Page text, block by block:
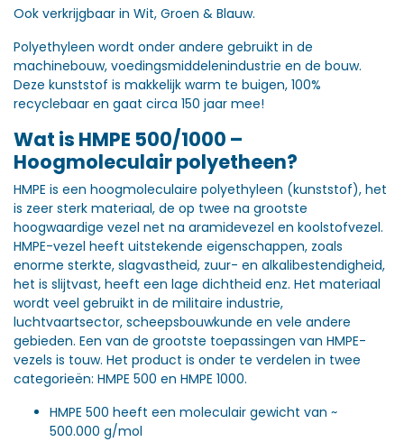
Ook verkrijgbaar in Wit, Groen & Blauw.
Polyethyleen wordt onder andere gebruikt in de
machinebouw, voedingsmiddelenindustrie en de bouw.
Deze kunststof is makkelijk warm te buigen, 100%
recyclebaar en gaat circa 150 jaar mee!
Wat is HMPE 500/1000 –
Hoogmoleculair polyetheen?
HMPE is een hoogmoleculaire polyethyleen (kunststof), het
is zeer sterk materiaal, de op twee na grootste
hoogwaardige vezel net na aramidevezel en koolstofvezel.
HMPE-vezel heeft uitstekende eigenschappen, zoals
enorme sterkte, slagvastheid, zuur- en alkalibestendigheid,
het is slijtvast, heeft een lage dichtheid enz. Het materiaal
wordt veel gebruikt in de militaire industrie,
luchtvaartsector, scheepsbouwkunde en vele andere
gebieden. Een van de grootste toepassingen van HMPE-
vezels is touw. Het product is onder te verdelen in twee
categorieën: HMPE 500 en HMPE 1000.
HMPE 500 heeft een moleculair gewicht van ~
500.000 g/mol